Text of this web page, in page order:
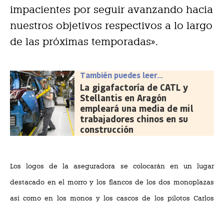
impacientes por seguir avanzando hacia
nuestros objetivos respectivos a lo largo
de las próximas temporadas».
También puedes leer...
La gigafactoría de CATL y
Stellantis en Aragón
empleará una media de mil
trabajadores chinos en su
construcción
Los logos de la aseguradora se colocarán en un lugar
destacado en el morro y los flancos de los dos monoplazas
así como en los monos y los cascos de los pilotos Carlos